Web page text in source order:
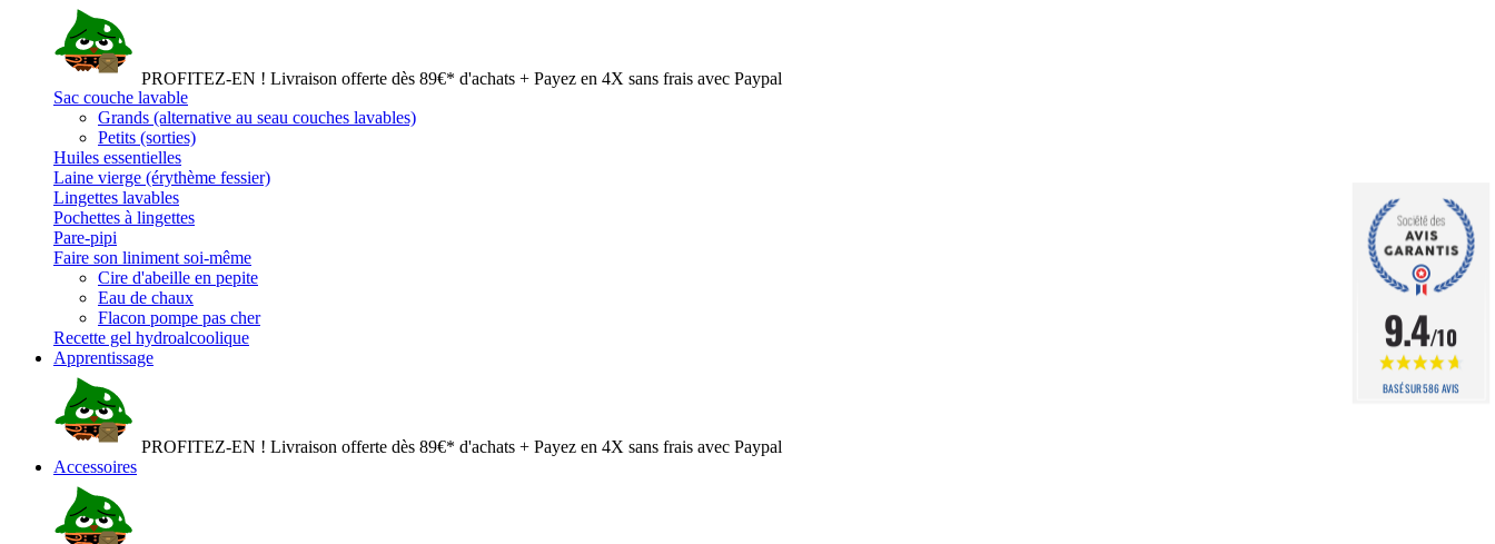
PROFITEZ-EN ! Livraison offerte dès 89€* d'achats + Payez en 4X sans frais avec Paypal
Sac couche lavable
Grands (alternative au seau couches lavables)
Petits (sorties)
Huiles essentielles
Laine vierge (érythème fessier)
Lingettes lavables
Pochettes à lingettes
Pare-pipi
Faire son liniment soi-même
Cire d'abeille en pepite
Eau de chaux
Flacon pompe pas cher
Recette gel hydroalcoolique
Apprentissage
PROFITEZ-EN ! Livraison offerte dès 89€* d'achats + Payez en 4X sans frais avec Paypal
Accessoires
9.4/10
BASÉ SUR 586 AVIS